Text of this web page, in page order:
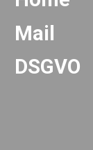
Mail
DSGVO